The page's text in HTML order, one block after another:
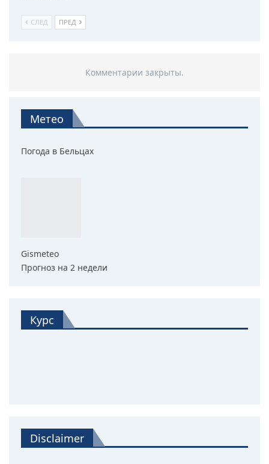
СЛЕД ПРЕД
Комментарии закрыты.
Метео
Погода в Бельцах
Gismeteo
Прогноз на 2 недели
Курс
Disclaimer